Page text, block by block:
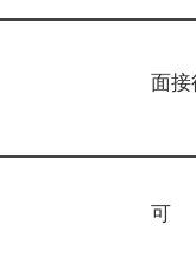
面
可